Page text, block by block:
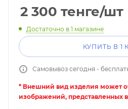
2 300 тенге/шт
Достаточно в 1 магазине
КУПИТЬ В 1
Самовывоз сегодня -
* Внешний вид изделия может
изображений, представленных